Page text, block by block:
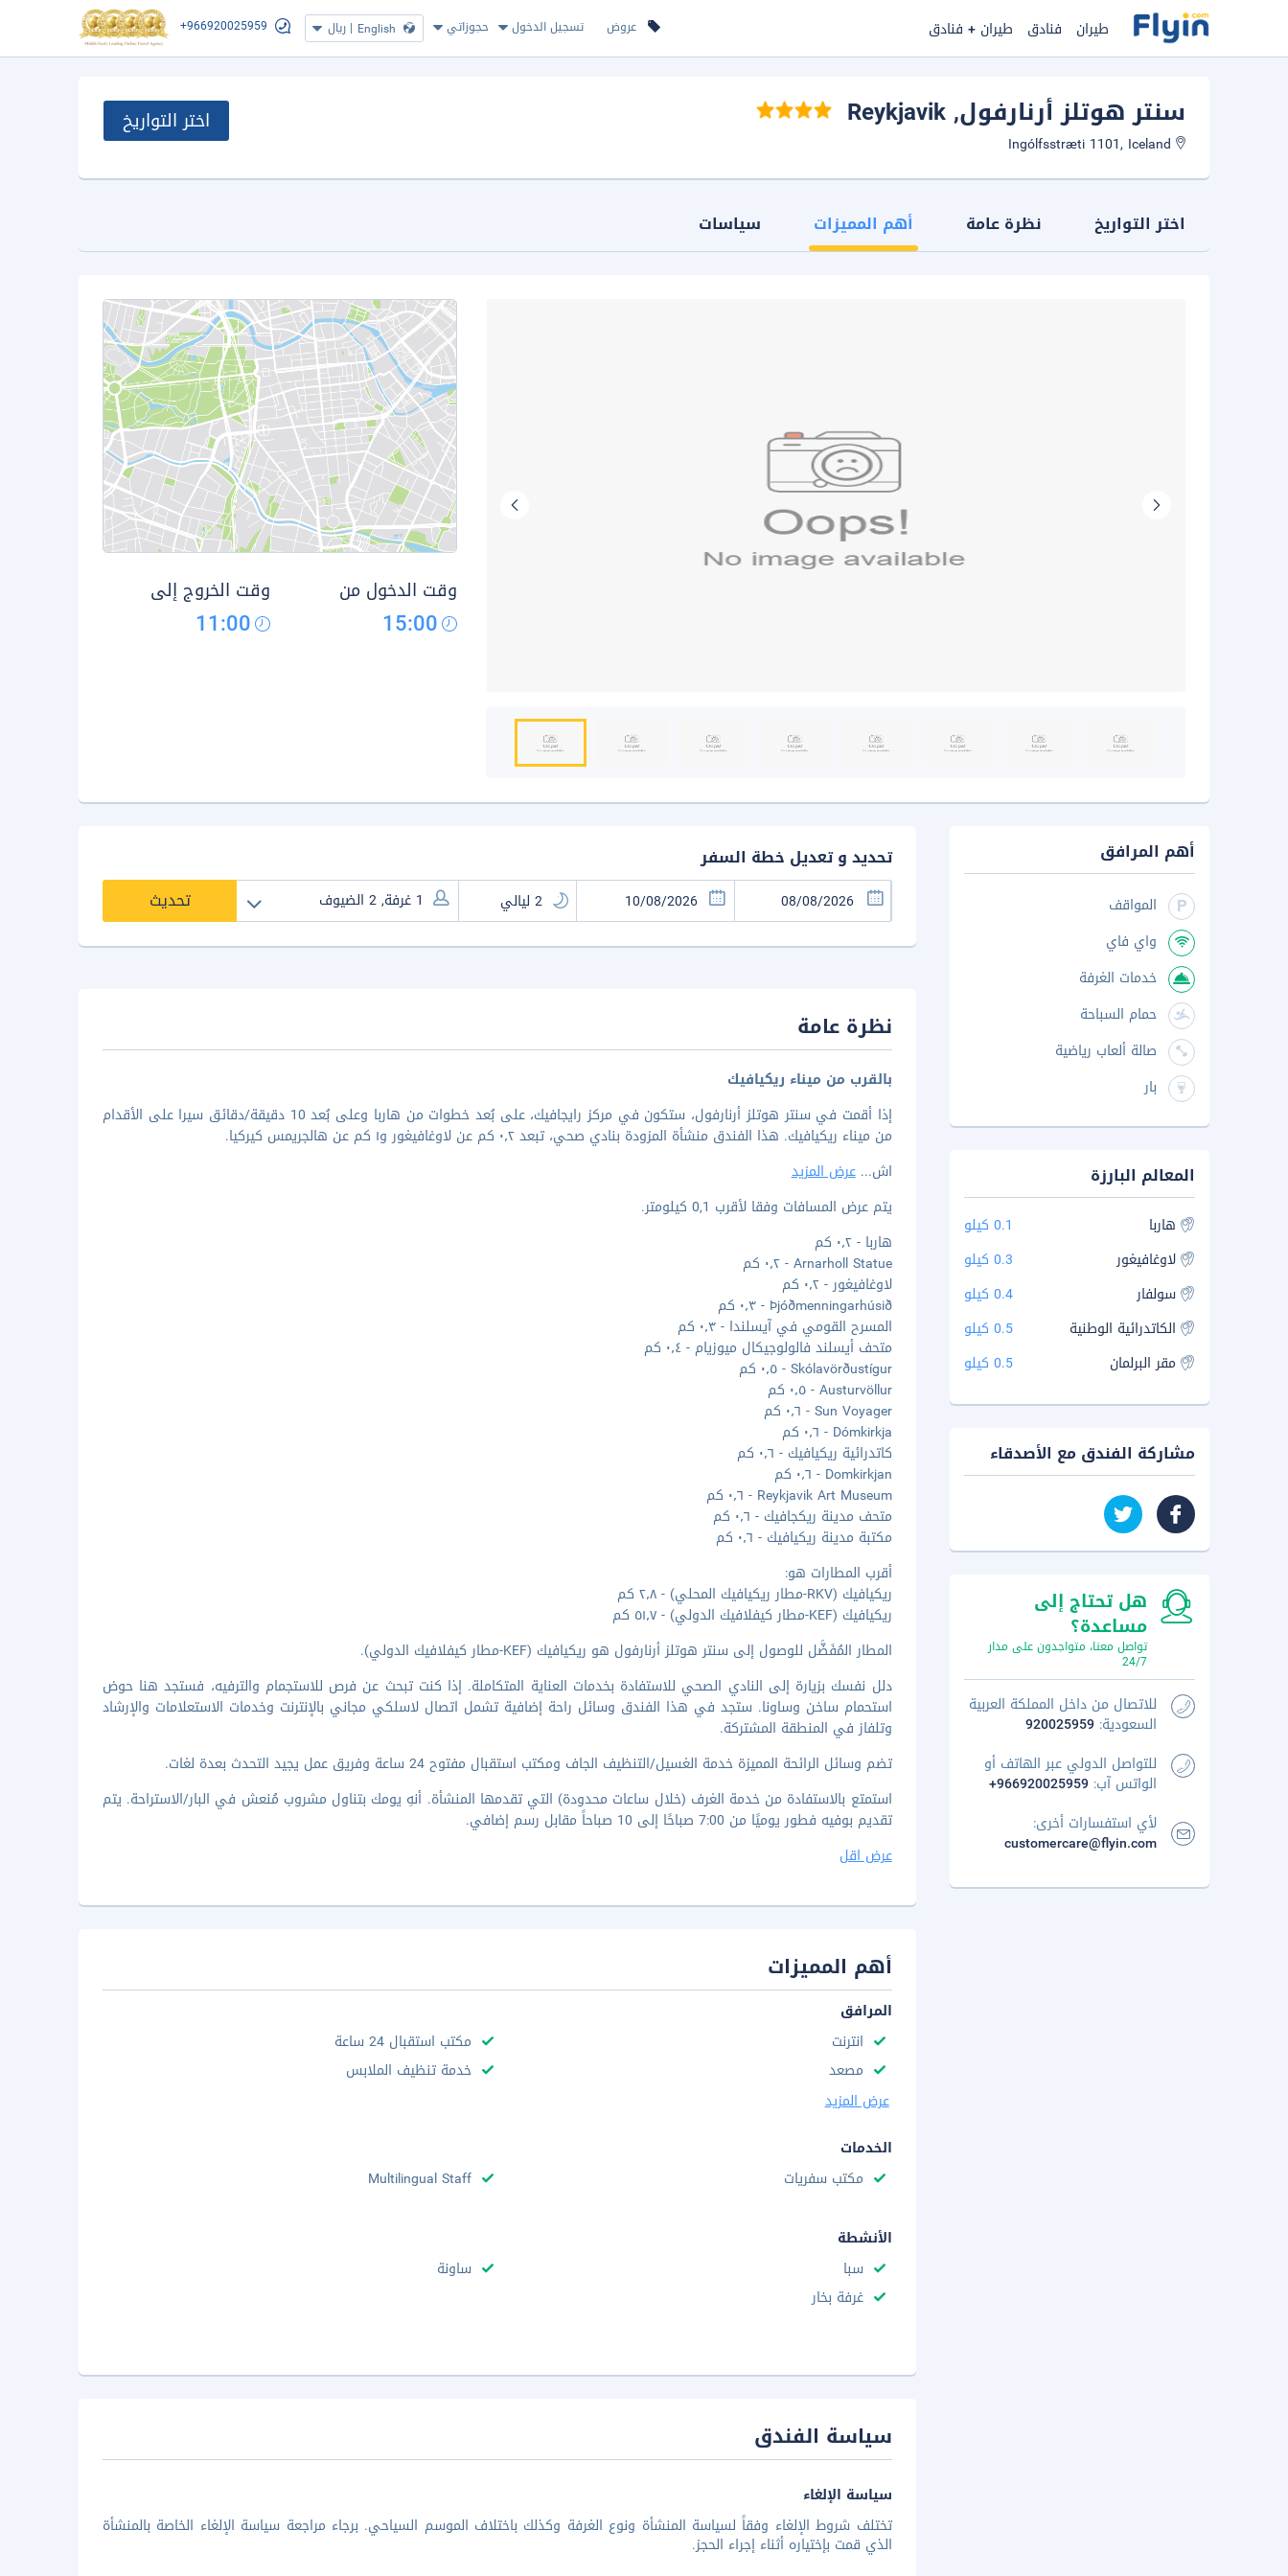
عروض تسجيل الدخول حجوزاتي English
| ريال +966920025959 طيران فنادق طيران + فنادق
سنتر هوتلز أرنارفول, Reykjavik اختر التواريخ
اختر التواريخ نظرة عامة أهم المميزات سياسات
وقت الدخول من
15:00
وقت الخروج إلى
11:00
تحديد و تعديل خطة السفر
تحديث
نظرة عامة
بالقرب من ميناء ريكيافيك
إذا أقمت في سنتر هوتلز أرنارفول، ستكون في مركز رايجافيك، على بُعد خطوات من هاربا وعلى بُعد 10 دقيقة/دقائق سيرا على الأقدام
من ميناء ريكيافيك. هذا الفندق منشأة المزودة بنادي صحي، تبعد ٠٫٢ كم عن لاوغافيغور و١ كم عن هالجريمس كيركيا.
اش...عرض المزيد
يتم عرض المسافات وفقا لأقرب 0,1 كيلومتر.
هاربا - ٠٫٢ كم
Arnarholl Statue - ٠٫٢ كم
لاوغافيغور - ٠٫٢ كم
Þjóðmenningarhúsið - ٠٫٣ كم
المسرح القومي في آيسلندا - ٠٫٣ كم
متحف أيسلند فالولوجيكال ميوزيام - ٠٫٤ كم
Skólavörðustígur - ٠٫٥ كم
Austurvöllur - ٠٫٥ كم
Sun Voyager - ٠٫٦ كم
Dómkirkja - ٠٫٦ كم
كاتدرائية ريكيافيك - ٠٫٦ كم
Domkirkjan - ٠٫٦ كم
Reykjavik Art Museum - ٠٫٦ كم
متحف مدينة ريكجافيك - ٠٫٦ كم
مكتبة مدينة ريكيافيك - ٠٫٦ كم
أقرب المطارات هو:
ريكيافيك (RKV-مطار ريكيافيك المحلي) - ٢٫٨ كم
ريكيافيك (KEF-مطار كيفلافيك الدولي) - ٥١٫٧ كم
المطار المُفَضَّل للوصول إلى سنتر هوتلز أرنارفول هو ريكيافيك (KEF-مطار كيفلافيك الدولي).
دلل نفسك بزيارة إلى النادي الصحي للاستفادة بخدمات العناية المتكاملة. إذا كنت تبحث عن فرص للاستجمام والترفيه، فستجد هنا حوض
استحمام ساخن وساونا. ستجد في هذا الفندق وسائل راحة إضافية تشمل اتصال لاسلكي مجاني بالإنترنت وخدمات الاستعلامات والإرشاد
وتلفاز في المنطقة المشتركة.
تضم وسائل الرائحة المميزة خدمة الغسيل/التنظيف الجاف ومكتب استقبال مفتوح 24 ساعة وفريق عمل يجيد التحدث بعدة لغات.
استمتع بالاستفادة من خدمة الغرف (خلال ساعات محدودة) التي تقدمها المنشأة. أنهِ يومك بتناول مشروب مُنعش في البار/الاستراحة. يتم
تقديم بوفيه فطور يوميًا من 7:00 صباحًا إلى 10 صباحاً مقابل رسم إضافي.
عرض اقل
أهم المميزات
المرافق
انترنت
مكتب استقبال 24 ساعة
مصعد
خدمة تنظيف الملابس
عرض المزيد
الخدمات
مكتب سفريات
Multilingual Staff
الأنشطة
سبا
ساونة
غرفة بخار
سياسة الفندق
سياسة الإلغاء
تختلف شروط الإلغاء وفقاً لسياسة المنشأة ونوع الغرفة وكذلك باختلاف الموسم السياحي. برجاء مراجعة سياسة الإلغاء الخاصة بالمنشأة
الذي قمت بإختياره أثناء إجراء الحجز.
أهم المرافق
المواقف
واي فاي
خدمات الغرفة
حمام السباحة
صالة ألعاب رياضية
بار
المعالم البارزة
هاربا
0.1 كيلو
لاوغافيغور
0.3 كيلو
سولفار
0.4 كيلو
الكاتدرائية الوطنية
0.5 كيلو
مقر البرلمان
0.5 كيلو
مشاركة الفندق مع الأصدقاء
هل تحتاج إلى
مساعدة؟
تواصل معنا، متواجدون على مدار
24/7
للاتصال من داخل المملكة العربية
السعودية: 920025959
للتواصل الدولي عبر الهاتف أو
الواتس آب: +966920025959
لأي استفسارات أخرى:
customercare@flyin.com